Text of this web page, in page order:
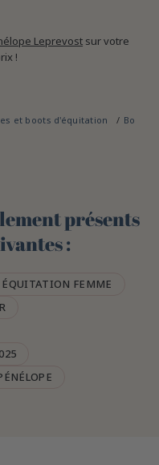
Leprevost sur votre
!
et boots d'équitation Boots
présents
:
FEMME